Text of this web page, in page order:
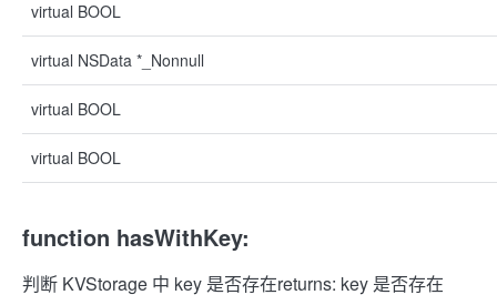
virtual BOOL
virtual NSData *_Nonnull
virtual BOOL
virtual BOOL
function hasWithKey:
判断 KVStorage 中 key 是否存在returns: key 是否存在